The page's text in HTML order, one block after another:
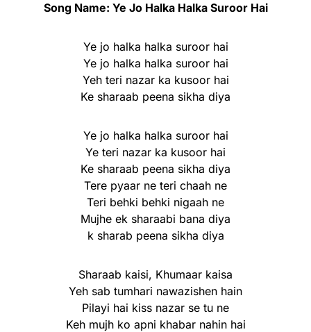
Song Name: Ye Jo Halka Halka Suroor Hai
Ye jo halka halka suroor hai
Ye jo halka halka suroor hai
Yeh teri nazar ka kusoor hai
Ke sharaab peena sikha diya
Ye jo halka halka suroor hai
Ye teri nazar ka kusoor hai
Ke sharaab peena sikha diya
Tere pyaar ne teri chaah ne
Teri behki behki nigaah ne
Mujhe ek sharaabi bana diya
k sharab peena sikha diya
Sharaab kaisi, Khumaar kaisa
Yeh sab tumhari nawazishen hain
Pilayi hai kiss nazar se tu ne
Keh mujh ko apni khabar nahin hai